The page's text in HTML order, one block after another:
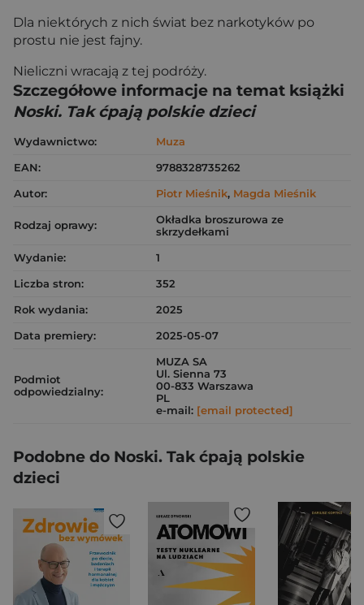
Dla niektórych z nich świat bez narkotyków po
prostu nie jest fajny.
Nieliczni wracają z tej podróży.
Szczegółowe informacje na temat książki
Noski. Tak ćpają polskie dzieci
Wydawnictwo:
Muza
EAN:
9788328735262
Autor:
Piotr Mieśnik, Magda Mieśnik
Rodzaj oprawy:
Okładka broszurowa ze
skrzydełkami
Wydanie:
1
Liczba stron:
352
Rok wydania:
2025
Data premiery:
2025-05-07
Podmiot
odpowiedzialny:
MUZA SA
Ul. Sienna 73
00-833 Warszawa
PL
e-mail: [email protected]
Podobne do Noski. Tak ćpają polskie
dzieci